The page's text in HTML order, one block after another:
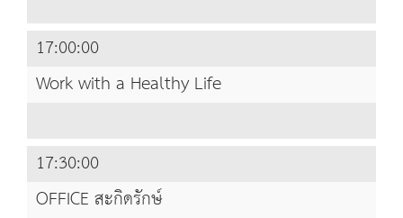
17:00:00
Work with a Healthy Life
17:30:00
OFFICE สะกิดรักษ์